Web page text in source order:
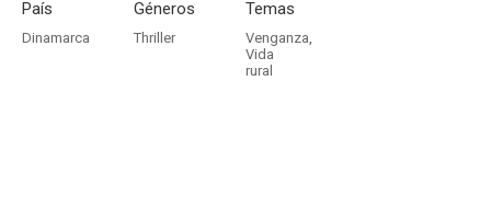
País
Dinamarca
Géneros
Thriller
Temas
Venganza,
Vida
rural